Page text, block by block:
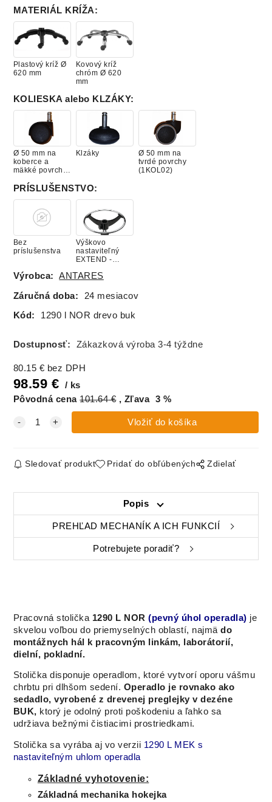
1290 L NOR
MATERIÁL KRÍŽA:
Plastový kríž Ø
620 mm
Kovový kríž
chróm Ø 620
mm
KOLIESKA alebo KLZÁKY:
Ø 50 mm na
koberce a
mäkké povrchy
Klzáky
Ø 50 mm na
tvrdé povrchy
(1KOL02)
PRÍSLUŠENSTVO:
Bez
príslušenstva
Výškovo
nastaviteľný
EXTEND -
Výrobca: ANTARES
Záručná doba: 24 mesiacov
Kód: 1290 l NOR drevo buk
Dostupnosť: Zákazková výroba 3-4 týždne
80.15 € bez DPH
98.59 €
ks
Pôvodná cena 101.64€ Zľava 3 %
Sledovať produkt Pridať do obľúbených Zdielať
Popis
PREHĽAD MECHANÍK A ICH FUNKCIÍ
Potrebujete poradiť?
Pracovná stolička 1290 L NOR(pevný úhol operadla) je
skvelou voľbou do priemyselných oblastí, najmädo
montážnych hál k pracovným linkám, laborátorií,
dielní, pokladní.
Stolička disponuje operadlom, ktoré vytvorí oporu vášmu
chrbtu pri dlhšom sedení. Operadlo je rovnako ako
sedadlo, vyrobené z drevenej preglejky v dezéne
BUK, ktorý je odolný proti poškodeniu a ľahko sa
udržiava bežnými čistiacimi prostriedkami.
Stolička sa vyrába aj vo verzii 1290 L MEK s
nastaviteľným uhlom operadla
Základné vyhotovenie:
Základná mechanika hokejka